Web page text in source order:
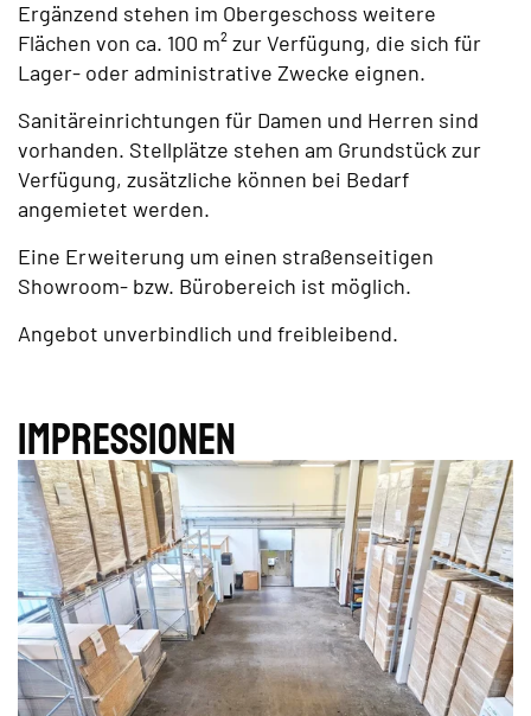
Ergänzend stehen im Obergeschoss weitere
Flächen von ca. 100 m² zur Verfügung, die sich für
Lager- oder administrative Zwecke eignen.
Sanitäreinrichtungen für Damen und Herren sind
vorhanden. Stellplätze stehen am Grundstück zur
Verfügung, zusätzliche können bei Bedarf
angemietet werden.
Eine Erweiterung um einen straßenseitigen
Showroom- bzw. Bürobereich ist möglich.
Angebot unverbindlich und freibleibend.
Impres­sionen